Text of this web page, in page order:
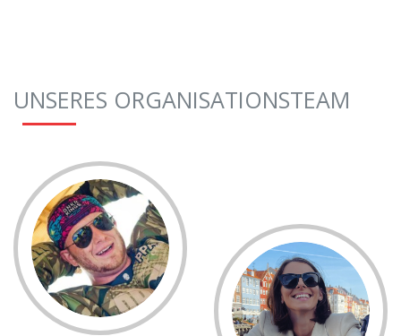
UNSERES ORGANISATIONSTEAM